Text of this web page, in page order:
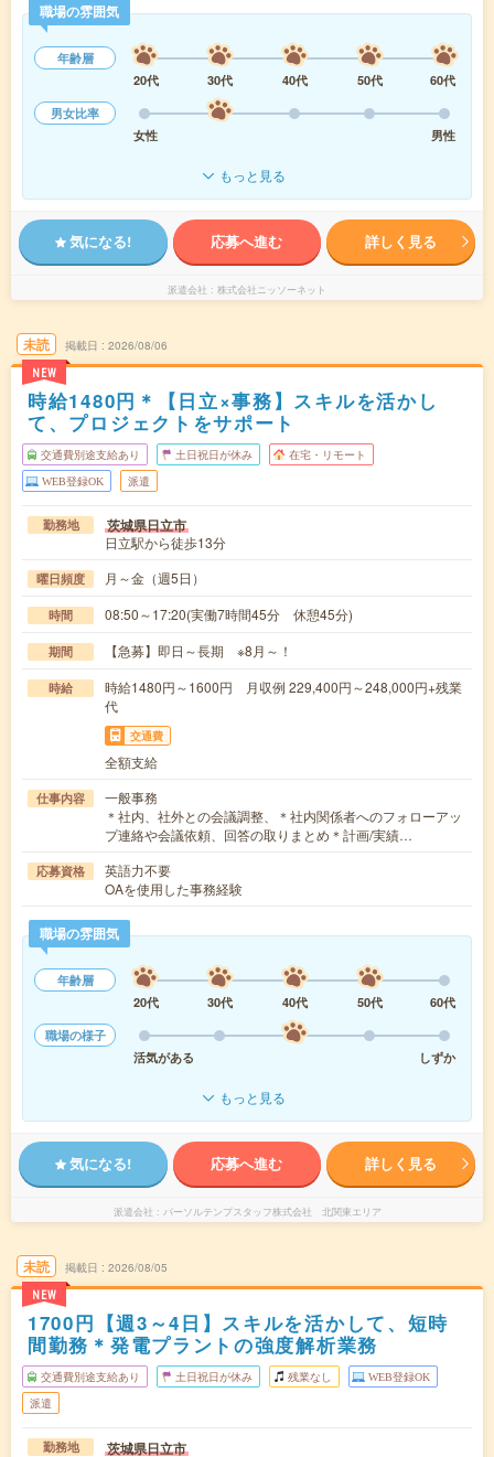
職場の雰囲気
年齢層
20代
30代 40代 50代
60代
男女比率
女性
男性
もっと見る
気になる! 応募へ進む 詳しく見る
派遣会社 株式会社ニッソーネット
未読
NEW
掲載日 2026/08/06
時給1480円＊【日立×事務】スキルを活かし
て、プロジェクトをサポート
交通費別途支給あり 土日祝日が休み 在宅・リモート
WEB登録OK 派遣
勤務地 茨城県日立市
日立駅から徒歩13分
曜日頻度 月～金（週5日）
時間 08:50～17:20(実働7時間45分 休憩45分)
期間 【急募】即日～長期 ※8月～！
時給
時給1480円～1600円 月収例 229,400円～248,000円+残業
代
交通費
全額支給
仕事内容
一般事務
＊社内、社外との会議調整、＊社内関係者へのフォローアッ
プ連絡や会議依頼、回答の取りまとめ＊計画/実績…
応募資格
英語力不要
OAを使用した事務経験
職場の雰囲気
年齢層
20代
30代 40代 50代
60代
職場の様子
活気がある
しずか
もっと見る
気になる! 応募へ進む 詳しく見る
派遣会社 パーソルテンプスタッフ株式会社 北関東エリア
未読
NEW
掲載日 2026/08/05
1700円【週3～4日】スキルを活かして、短時
間勤務＊発電プラントの強度解析業務
交通費別途支給あり 土日祝日が休み 残業なし WEB登録OK
派遣
勤務地 茨城県日立市